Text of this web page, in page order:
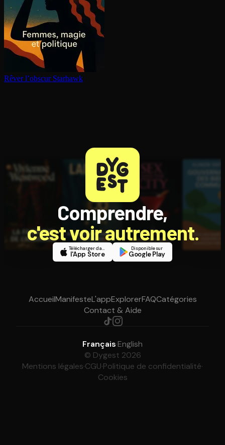
Rêver l’obscur Starhawk
Comprendre,
c'est voir autrement.
Télécharger dans
l'App Store
Disponible sur
Google Play
AccueilManifesteL'appExplorerFAQCatégories
Contact & Aide
Français·English
© Dygest 2026
Mentions légales·CGU·Politique de confidentialité·
Cookies